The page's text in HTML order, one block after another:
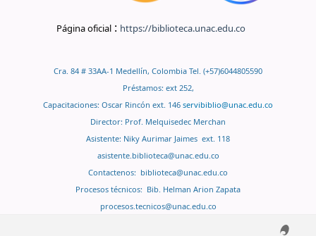
Página oficial : https://biblioteca.unac.edu.co
Cra. 84 # 33AA-1 Medellín, Colombia Tel. (+57)6044805590
Préstamos: ext 252,
Capacitaciones: Oscar Rincón ext. 146 servibiblio@unac.edu.co
Director: Prof. Melquisedec Merchan
Asistente: Niky Aurimar Jaimes ext. 118
asistente.biblioteca@unac.edu.co
Contactenos: biblioteca@unac.edu.co
Procesos técnicos: Bib. Helman Arion Zapata
procesos.tecnicos@unac.edu.co